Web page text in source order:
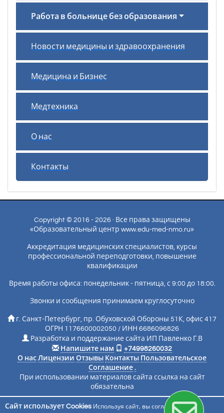
Работа в больнице без образования
Новости медицины и здравоохранения
Медицина и Бизнес
Медтехника
О нас
Контакты
Copyright © 2016 - 2026 · Все права защищены
«Образовательный центр www.edu-med-nmo.ru»
Аккредитация медицинских специалистов, курсы
профессиональной переподготовки, повышение
квалификации
Время работы офиса: понедельник - пятница, с 9:00 до 18:00.
Звонки и сообщения принимаем круглосуточно
г. Санкт-Петербург, пр. Обуховской Обороны 51К, офис 417
ОГРН 1176600002050 / ИНН 6686096826
Разработка и поддержание сайта ИП Павленко Г.В
Напишите нам
+74998260032
О нас Лицензии Отзывы Контакты Пользовательское
Соглашение .
При использовании материалов сайта ссылка на сайт
обязательна
Сайт использует Cookies Используя сайт, вы соглашаетесь с